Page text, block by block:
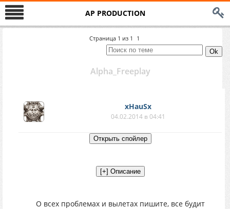
AP PRODUCTION
Страница 1 из 1 1
Alpha_Freeplay
xHauSx
04.02.2014 в 04:41
О всех проблемах и вылетах пишите, все будит